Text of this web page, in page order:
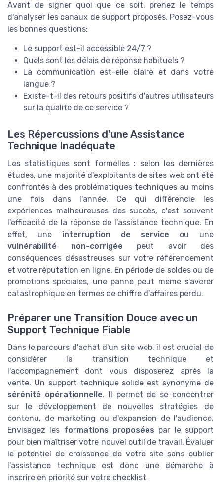
Avant de signer quoi que ce soit, prenez le temps
d'analyser les canaux de support proposés. Posez-vous
les bonnes questions:
Le support est-il accessible 24/7 ?
Quels sont les délais de réponse habituels ?
La communication est-elle claire et dans votre
langue ?
Existe-t-il des retours positifs d'autres utilisateurs
sur la qualité de ce service ?
Les Répercussions d'une Assistance
Technique Inadéquate
Les statistiques sont formelles : selon les dernières
études, une majorité d'exploitants de sites web ont été
confrontés à des problématiques techniques au moins
une fois dans l'année. Ce qui différencie les
expériences malheureuses des succès, c'est souvent
l'efficacité de la réponse de l'assistance technique. En
effet, une interruption de service ou une
vulnérabilité non-corrigée peut avoir des
conséquences désastreuses sur votre référencement
et votre réputation en ligne. En période de soldes ou de
promotions spéciales, une panne peut même s'avérer
catastrophique en termes de chiffre d'affaires perdu.
Préparer une Transition Douce avec un
Support Technique Fiable
Dans le parcours d'achat d'un site web, il est crucial de
considérer la transition technique et
l'accompagnement dont vous disposerez après la
vente. Un support technique solide est synonyme de
sérénité opérationnelle. Il permet de se concentrer
sur le développement de nouvelles stratégies de
contenu, de marketing ou d'expansion de l'audience.
Envisagez les formations proposées par le support
pour bien maîtriser votre nouvel outil de travail. Évaluer
le potentiel de croissance de votre site sans oublier
l'assistance technique est donc une démarche à
inscrire en priorité sur votre checklist.